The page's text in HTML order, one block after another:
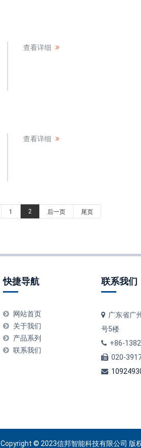
查看详细
查看详细
1 2 后一页 尾页
快捷导航
网站首页
关于我们
产品系列
联系我们
联系我们
广东省广
号5楼
+86-
020-
Copyright © 2023信邦智能科技有限公司 版